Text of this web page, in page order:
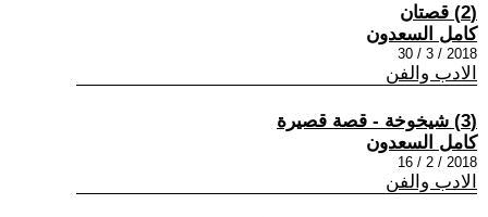
(2) قصتان
كامل السعدون
2018 / 3 / 30
الادب والفن
(3) شيخوخة - قصة قصيرة
كامل السعدون
2018 / 2 / 16
الادب والفن